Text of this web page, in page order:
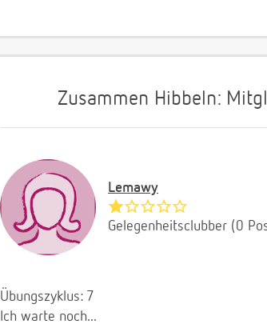
Zusammen Hibbeln:
Lemawy
Gelegenheitsclubber (0
Übungszyklus: 7
Ich warte noch...